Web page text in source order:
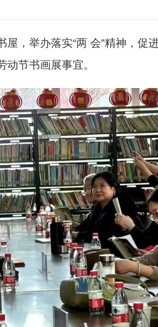
举办落实“两 会”精神，促
节书画展事宜。